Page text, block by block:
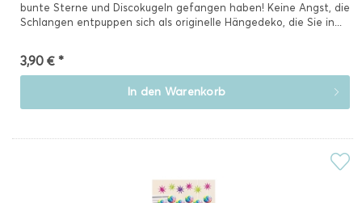
bunte Sterne und Discokugeln gefangen haben! Keine Angst, die
Schlangen entpuppen sich als originelle Hängedeko, die Sie in...
3,90 € *
In den Warenkorb